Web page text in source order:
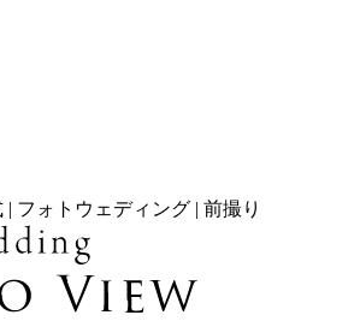
フォトウェディング | 前撮り